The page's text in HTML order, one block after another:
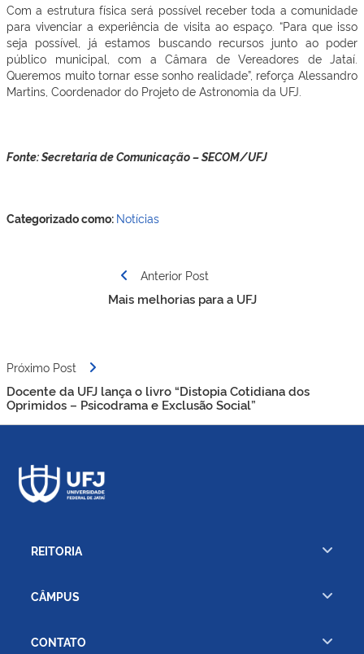
Com a estrutura física será possível receber toda a comunidade
para vivenciar a experiência de visita ao espaço. “Para que isso
seja possível, já estamos buscando recursos junto ao poder
público municipal, com a Câmara de Vereadores de Jataí.
Queremos muito tornar esse sonho realidade”, reforça Alessandro
Martins, Coordenador do Projeto de Astronomia da UFJ.
Fonte: Secretaria de Comunicação – SECOM/UFJ
Categorizado como: Notícias
Anterior Post
Mais melhorias para a UFJ
Próximo Post
Docente da UFJ lança o livro “Distopia Cotidiana dos
Oprimidos – Psicodrama e Exclusão Social”
REITORIA
CÂMPUS
CONTATO